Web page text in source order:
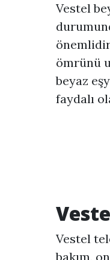
Vestel
ömrünü
beyaz
faydalı
Vestel
bakım,